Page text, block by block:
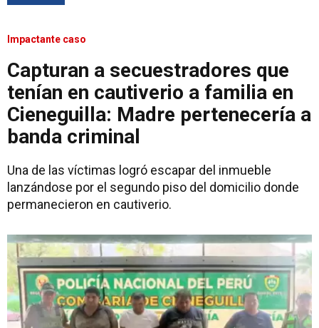
Impactante caso
Capturan a secuestradores que
tenían en cautiverio a familia en
Cieneguilla: Madre pertenecería a
banda criminal
Una de las víctimas logró escapar del inmueble
lanzándose por el segundo piso del domicilio donde
permanecieron en cautiverio.